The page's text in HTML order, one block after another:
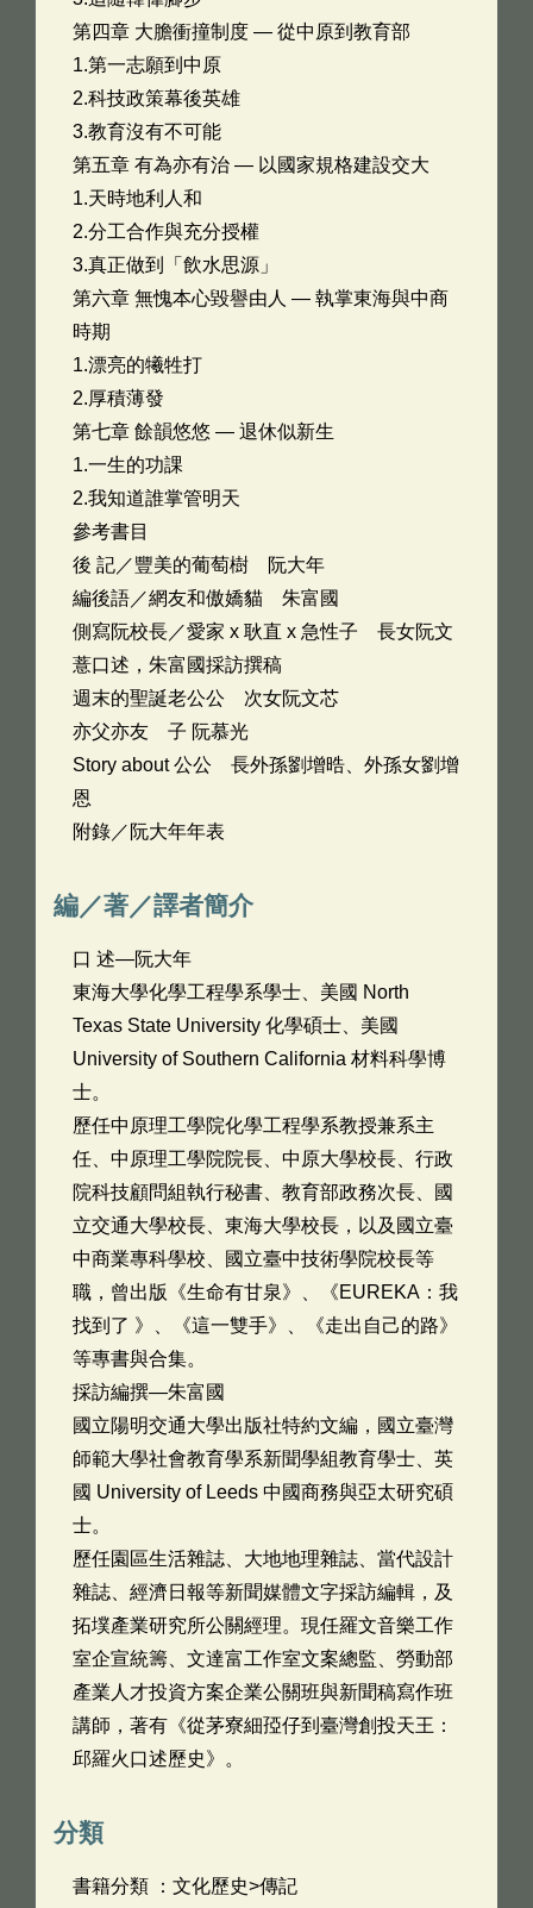
第四章 大膽衝撞制度 — 從中原到教育部
1.第一志願到中原
2.科技政策幕後英雄
3.教育沒有不可能
第五章 有為亦有治 — 以國家規格建設交大
1.天時地利人和
2.分工合作與充分授權
3.真正做到「飲水思源」
第六章 無愧本心毀譽由人 — 執掌東海與中商
時期
1.漂亮的犧牲打
2.厚積薄發
第七章 餘韻悠悠 — 退休似新生
1.一生的功課
2.我知道誰掌管明天
參考書目
後 記／豐美的葡萄樹 阮大年
編後語／網友和傲嬌貓 朱富國
側寫阮校長／愛家 x 耿直 x 急性子 長女阮文
薏口述，朱富國採訪撰稿
週末的聖誕老公公 次女阮文芯
亦父亦友 子 阮慕光
Story about 公公 長外孫劉增晧、外孫女劉增
恩
附錄／阮大年年表
編／著／譯者簡介
口 述—阮大年
東海大學化學工程學系學士、美國 North
Texas State University 化學碩士、美國
University of Southern California 材料科學博
士。
歷任中原理工學院化學工程學系教授兼系主
任、中原理工學院院長、中原大學校長、行政
院科技顧問組執行秘書、教育部政務次長、國
立交通大學校長、東海大學校長，以及國立臺
中商業專科學校、國立臺中技術學院校長等
職，曾出版《生命有甘泉》、《EUREKA：我
找到了 》、《這一雙手》、《走出自己的路》
等專書與合集。
採訪編撰—朱富國
國立陽明交通大學出版社特約文編，國立臺灣
師範大學社會教育學系新聞學組教育學士、英
國 University of Leeds 中國商務與亞太研究碩
士。
歷任園區生活雜誌、大地地理雜誌、當代設計
雜誌、經濟日報等新聞媒體文字採訪編輯，及
拓墣產業研究所公關經理。現任羅文音樂工作
室企宣統籌、文達富工作室文案總監、勞動部
產業人才投資方案企業公關班與新聞稿寫作班
講師，著有《從茅寮細孲仔到臺灣創投天王：
邱羅火口述歷史》。
分類
書籍分類 ：文化歷史>傳記